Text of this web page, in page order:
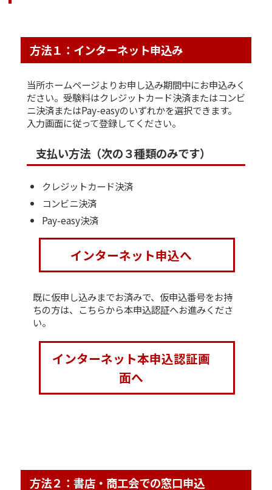
方法１：インターネット申込み
当所ホームページよりお申し込み期間中にお申込みく
ださい。受験料はクレジットカード決済またはコンビ
ニ決済またはPay-easyのいずれかを選択できます。
入力画面に従って登録してください。
支払い方法（次の３種類のみです）
クレジットカード決済
コンビニ決済
Pay-easy決済
インターネット申込へ
既に仮申し込みまでお済みで、仮申込番号をお持
ちの方は、こちらから本申込認証へお進みくださ
い。
インターネット本申込認証画
面へ
方法２：書店・商工会での窓口申込